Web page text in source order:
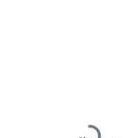
Вантажиться...